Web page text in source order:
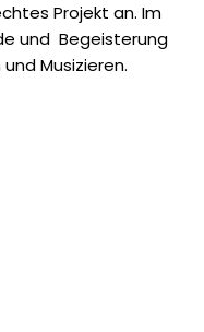
Projekt an. Im
und Begeisterung
Musizieren.